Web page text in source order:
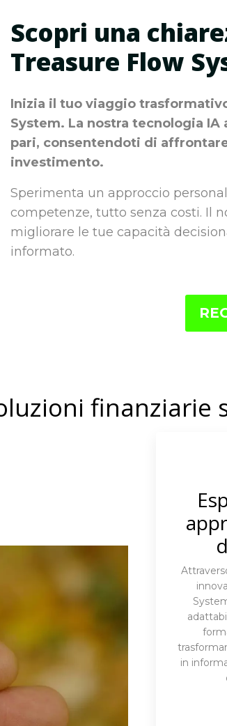
Scopri una
Treasure Flow
Inizia il tuo viaggio
System. La nostra tecnologia
pari, consentendoti di
investimento.
Sperimenta un approccio
competenze, tutto senza costi. Il
migliorare le tue capacità
informato.
finanziarie
in